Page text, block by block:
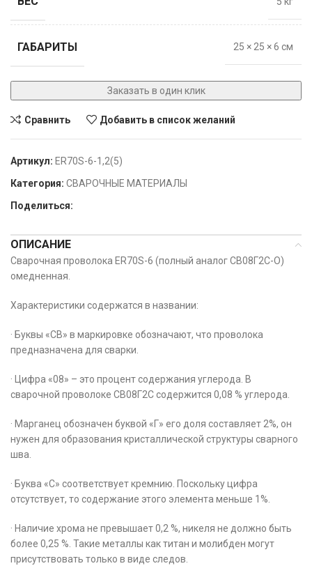
ГАБАРИТЫ 25 × 25 × 6 см
Заказать в один клик
Сравнить Добавить в список желаний
Артикул: ER70S-6-1,2(5)
Категория: СВАРОЧНЫЕ МАТЕРИАЛЫ
Поделиться:
ОПИСАНИЕ
Сварочная проволока ER70S-6 (полный аналог СВ08Г2С-О)
омедненная.
Характеристики содержатся в названии:
· Буквы «СВ» в маркировке обозначают, что проволока
предназначена для сварки.
· Цифра «08» – это процент содержания углерода. В
сварочной проволоке СВ08Г2С содержится 0,08 % углерода.
· Марганец обозначен буквой «Г» его доля составляет 2%, он
нужен для образования кристаллической структуры сварного
шва.
· Буква «С» соответствует кремнию. Поскольку цифра
отсутствует, то содержание этого элемента меньше 1%.
· Наличие хрома не превышает 0,2 %, никеля не должно быть
более 0,25 %. Такие металлы как титан и молибден могут
присутствовать только в виде следов.